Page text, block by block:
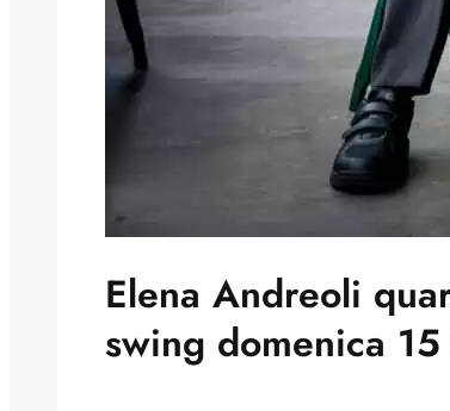
Elena Andreoli
swing domenica